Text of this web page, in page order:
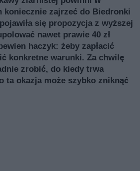
koniecznie zajrzeć do Biedronki
się propozycja z wyższej
nawet prawie 40 zł
haczyk: żeby zapłacić
konkretne warunki. Za chwilę
zrobić, do kiedy trwa
ta okazja może szybko zniknąć